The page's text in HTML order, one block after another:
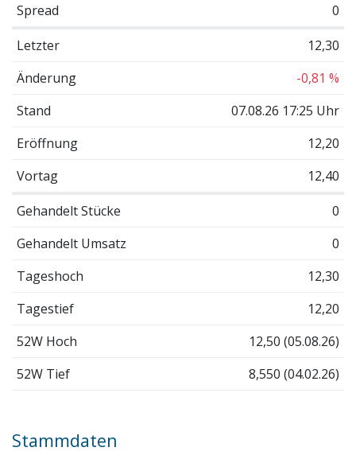
Spread
0
Letzter
12,30
Änderung
-0,81 %
Stand
07.08.26 17:25 Uhr
Eröffnung
12,20
Vortag
12,40
Gehandelt Stücke
0
Gehandelt Umsatz
0
Tageshoch
12,30
Tagestief
12,20
52W Hoch
12,50 (05.08.26)
52W Tief
8,550 (04.02.26)
Stammdaten